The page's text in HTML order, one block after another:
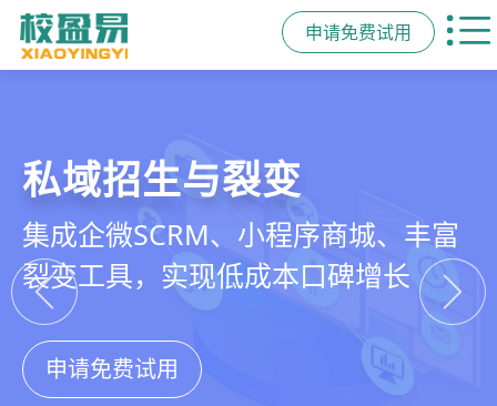
申请免费试用
教培行业CRM
以学员为中心，打通从引流、转化、
教学到复购转介绍的全生命周期增长
引擎
申请免费试用
智能销售漏斗
线索自动分配、标准化跟单、试听转
化分析，打造高绩效招生团队
申请免费试用
精细化客户运营
360°学员画像、自动化服务流程、智
能续费预警，深度挖掘学员长期价值
申请免费试用
私域招生与裂变
集成企微SCRM、小程序商城、丰富
裂变工具，实现低成本口碑增长
申请免费试用